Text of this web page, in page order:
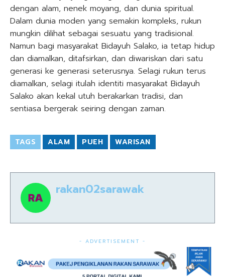
dengan alam, nenek moyang, dan dunia spiritual.
Dalam dunia moden yang semakin kompleks, rukun
mungkin dilihat sebagai sesuatu yang tradisional.
Namun bagi masyarakat Bidayuh Salako, ia tetap hidup
dan diamalkan, ditafsirkan, dan diwariskan dari satu
generasi ke generasi seterusnya. Selagi rukun terus
diamalkan, selagi itulah identiti masyarakat Bidayuh
Salako akan kekal utuh berakarkan tradisi, dan
sentiasa bergerak seiring dengan zaman.
TAGS ALAM PUEH WARISAN
rakan02sarawak
- ADVERTISEMENT -